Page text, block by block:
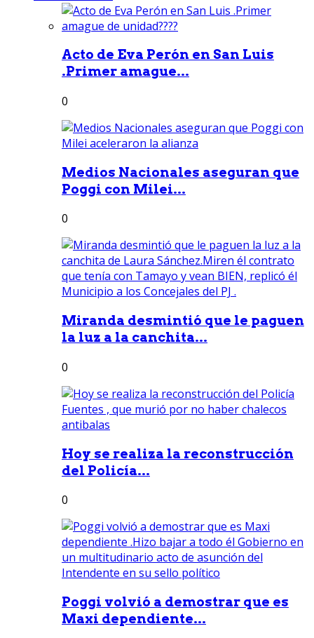
Acto de Eva Perón en San Luis
.Primer amague...
0
Medios Nacionales aseguran que
Poggi con Milei...
0
Miranda desmintió que le paguen
la luz a la canchita...
0
Hoy se realiza la reconstrucción
del Policía...
0
Poggi volvió a demostrar que es
Maxi dependiente...